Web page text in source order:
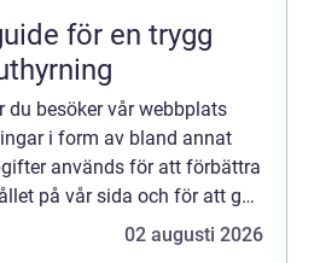
du besöker vår webbplats
i form av bland annat
används för att förbättra
på vår sida och för att ge
som möjligt. Om du inte vill
02 augusti 2026